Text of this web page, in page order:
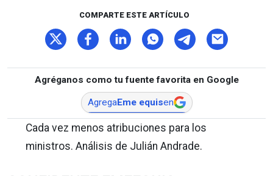
COMPARTE ESTE ARTÍCULO
Agréganos como tu fuente favorita en Google
AgregaEme equisen
Cada vez menos atribuciones para los
ministros. Análisis de Julián Andrade.